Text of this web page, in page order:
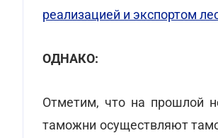
реализацией и экспортом
ОДНАКО:
Отметим, что на прошлой
таможни осуществляют